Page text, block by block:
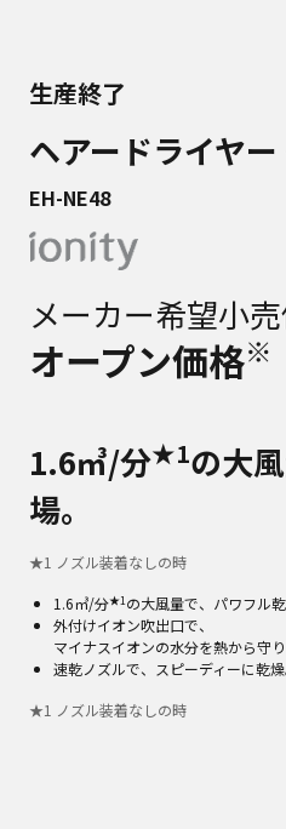
生産終了
ヘアードライヤー
EH-NE48
メーカー希望小
オープン価格※
1.6㎥/分★1の大
場。
★1 ノズル装着なしの時
1.6㎥/分★1 の大風量で、パワフル乾
外付けイオン吹出口で、
マイナスイオンの水分を熱から守
速乾ノズルで、スピーディーに乾燥
★1 ノズル装着なしの時